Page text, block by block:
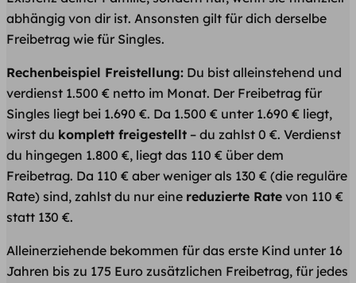
abhängig von dir ist. Ansonsten gilt für dich derselbe
Freibetrag wie für Singles.
Rechenbeispiel Freistellung: Du bist alleinstehend und
verdienst 1.500 € netto im Monat. Der Freibetrag für
Singles liegt bei 1.690 €. Da 1.500 € unter 1.690 € liegt,
wirst du komplett freigestellt – du zahlst 0 €. Verdienst
du hingegen 1.800 €, liegt das 110 € über dem
Freibetrag. Da 110 € aber weniger als 130 € (die reguläre
Rate) sind, zahlst du nur eine reduzierte Rate von 110 €
statt 130 €.
Alleinerziehende bekommen für das erste Kind unter 16
Jahren bis zu 175 Euro zusätzlichen Freibetrag, für jedes